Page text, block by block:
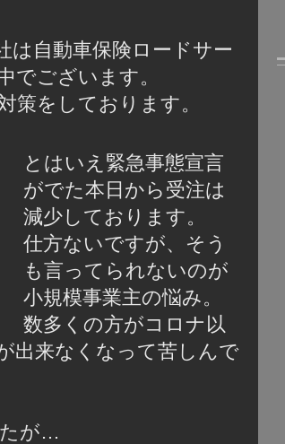
は自動車保険ロードサー
でございます。
策をしております。
とはいえ緊急事態宣言
がでた本日から受注は
減少しております。
仕方ないですが、そう
も言ってられないのが
小規模事業主の悩み。
数多くの方がコロナ以
出来なくなって苦しんで
が…